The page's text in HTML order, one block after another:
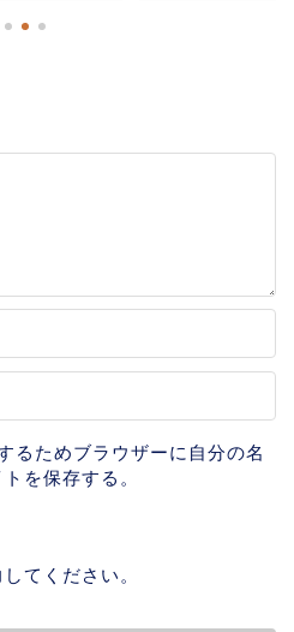
るためブラウザーに自分の名
を保存する。
てください。